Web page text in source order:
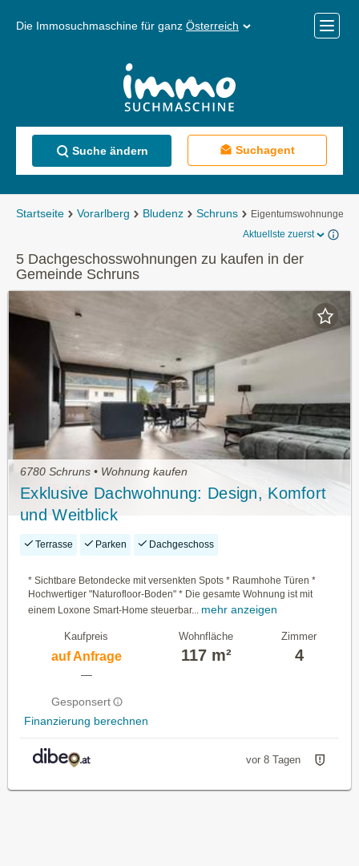
Die Immosuchmaschine für ganz Österreich
Menü
Suche ändern Suchagent
Startseite Vorarlberg Bludenz Schruns
Eigentumswohnungen
Aktuellste zuerst
5 Dachgeschosswohnungen zu kaufen in der
Gemeinde Schruns
6780 Schruns • Wohnung kaufen
Exklusive Dachwohnung: Design, Komfort
und Weitblick
Terrasse Parken Dachgeschoss
* Sichtbare Betondecke mit versenkten Spots * Raumhohe Türen *
Hochwertiger "Naturofloor-Boden" * Die gesamte Wohnung ist mit
einem Loxone Smart-Home steuerbar...
mehr anzeigen
Kaufpreis
auf Anfrage
—
Gesponsert
Finanzierung berechnen
Wohnfläche
117 m²
Zimmer
4
vor 8 Tagen